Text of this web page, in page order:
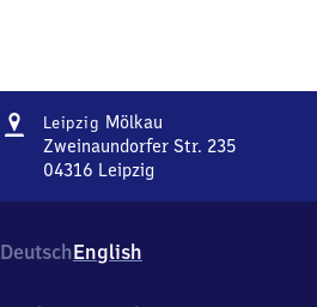
Adresse
Leipzig MölkauLeipzig-
Mölkau
Zweinaundorfer Str. 235
04316 Leipzig
Zweinaundorfer
Str.
DeutschEnglish